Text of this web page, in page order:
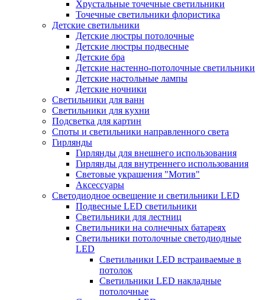
Хрустальные точечные светильники
Точечные светильники флористика
Детские светильники
Детские люстры потолочные
Детские люстры подвесные
Детские бра
Детские настенно-потолочные светильники
Детские настольные лампы
Детские ночники
Светильники для ванн
Светильники для кухни
Подсветка для картин
Споты и светильники направленного света
Гирлянды
Гирлянды для внешнего использования
Гирлянды для внутреннего использования
Световые украшения "Мотив"
Аксессуары
Светодиодное освещение и светильники LED
Подвесные LED светильники
Светильники для лестниц
Светильники на солнечных батареях
Светильники потолочные светодиодные
LED
Cветильники LED встраиваемые в
потолок
Светильники LED накладные
потолочные